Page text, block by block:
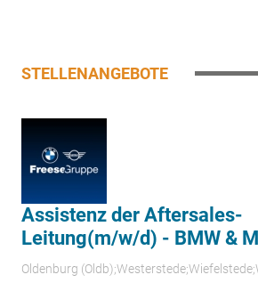
STELLENANGEBOTE
Assistenz der Aftersales-
Leitung(m/w/d) - BMW &
Oldenburg